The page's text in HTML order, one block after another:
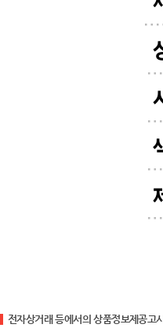
전자상거래 등에서의 상품정보제공고시